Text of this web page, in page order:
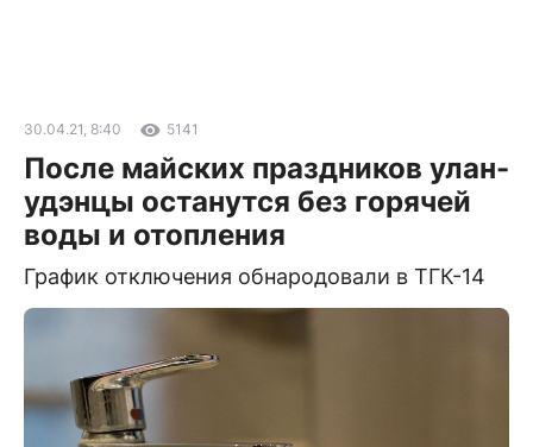
30.04.21, 8:40 5141
После майских праздников улан-
удэнцы останутся без горячей
воды и отопления
График отключения обнародовали в ТГК-14